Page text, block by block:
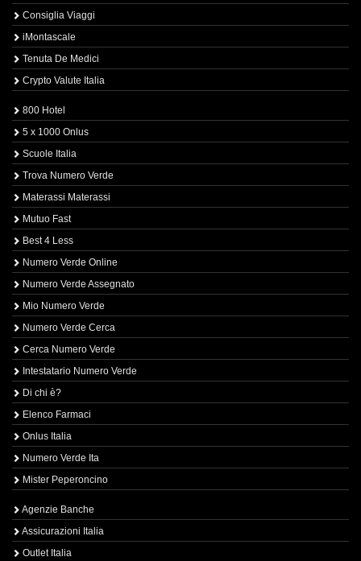
Consiglia Viaggi
iMontascale
Tenuta De Medici
Crypto Valute Italia
800 Hotel
5 x 1000 Onlus
Scuole Italia
Trova Numero Verde
Materassi Materassi
Mutuo Fast
Best 4 Less
Numero Verde Online
Numero Verde Assegnato
Mio Numero Verde
Numero Verde Cerca
Cerca Numero Verde
Intestatario Numero Verde
Di chi è?
Elenco Farmaci
Onlus Italia
Numero Verde Ita
Mister Peperoncino
Agenzie Banche
Assicurazioni Italia
Outlet Italia